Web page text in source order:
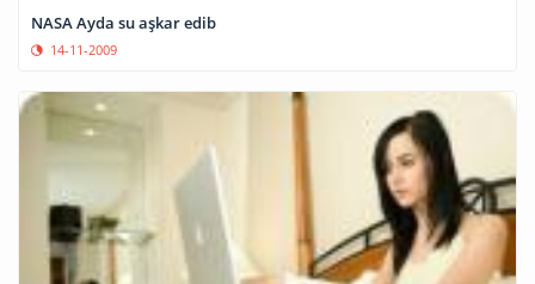
NASA Ayda su aşkar edib
14-11-2009